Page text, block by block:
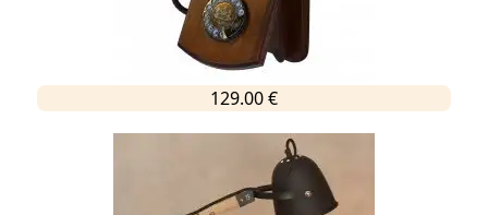
129.00 €